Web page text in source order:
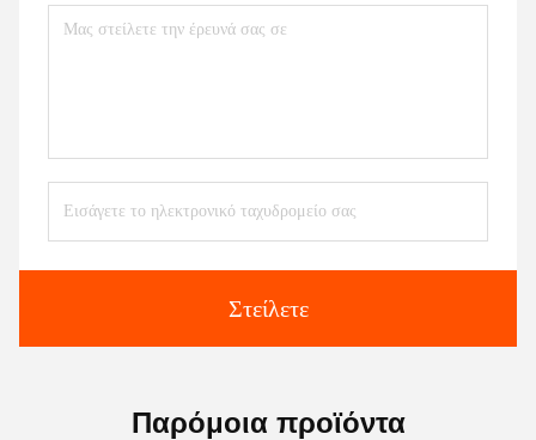
Στείλετε
Παρόμοια προϊόντα